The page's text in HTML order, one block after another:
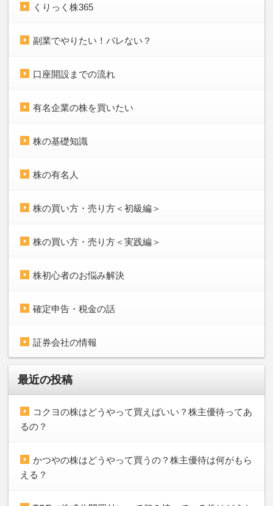
くりっく株365
副業でやりたい！バレない？
口座開設までの流れ
有名企業の株を買いたい
株の基礎知識
株の有名人
株の買い方・売り方＜初級編＞
株の買い方・売り方＜実践編＞
株初心者のお悩み解決
確定申告・税金の話
証券会社の情報
最近の投稿
コクヨの株はどうやって買えばいい？株主優待ってあ
るの？
かつやの株はどうやって買うの？株主優待は何がもら
える？